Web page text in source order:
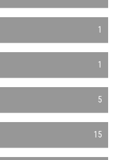
1
1
5
15